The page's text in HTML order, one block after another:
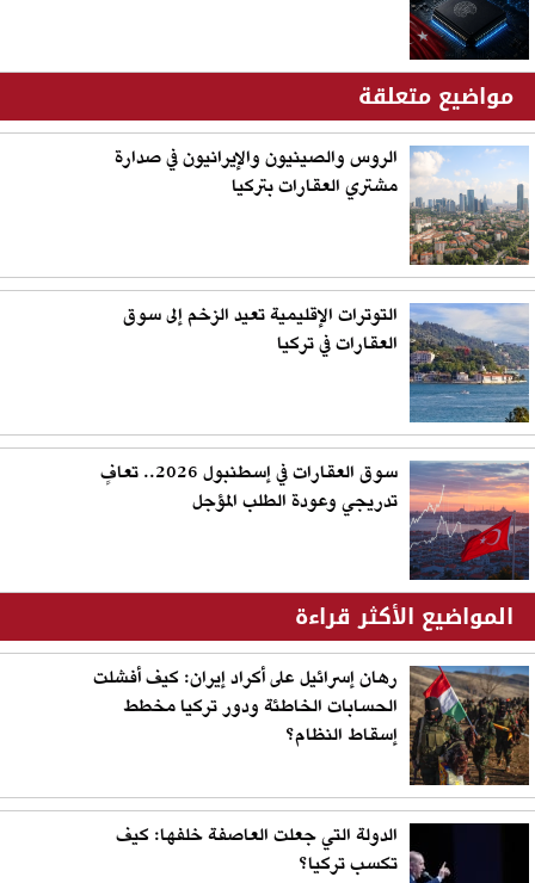
مواضيع متعلقة
الروس والصينيون والإيرانيون في صدارة
مشتري العقارات بتركيا
التوترات الإقليمية تعيد الزخم إلى سوق
العقارات في تركيا
سوق العقارات في إسطنبول 2026.. تعافٍ
تدريجي وعودة الطلب المؤجل
المواضيع الأكثر قراءة
رهان إسرائيل على أكراد إيران: كيف أفشلت
الحسابات الخاطئة ودور تركيا مخطط
إسقاط النظام؟
الدولة التي جعلت العاصفة خلفها: كيف
تكسب تركيا؟